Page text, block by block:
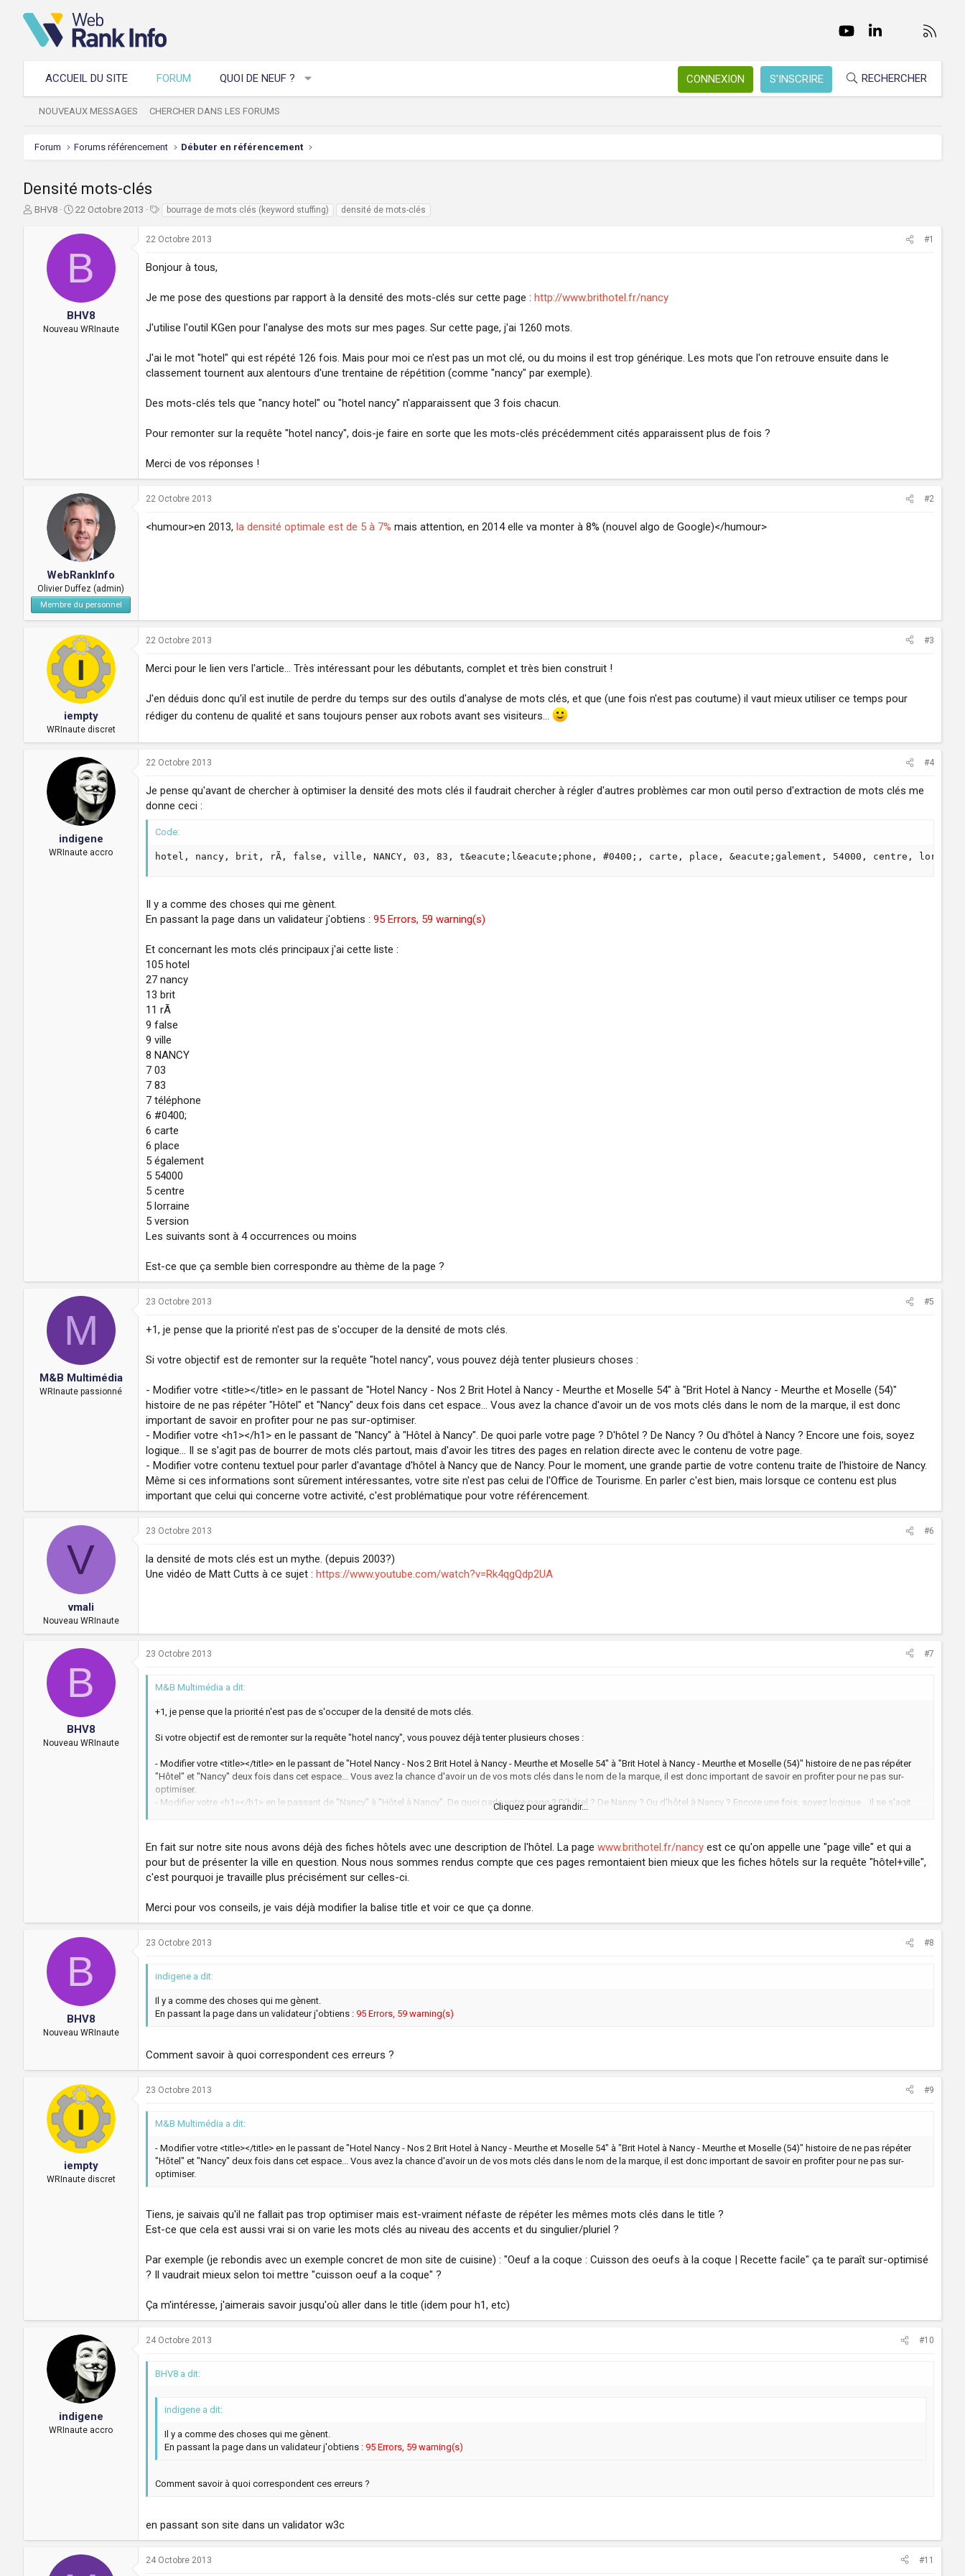
FacebookTwitter youtubeLinkedInNous
ACCUEIL DU SITE FORUM QUOI DE NEUF ? CONNEXION S'INSCRIRE RECHERCHER
NOUVEAUX MESSAGES CHERCHER DANS LES FORUMS
Forum Forums référencement Débuter en référencement
Densité mots-clés
A
BHV8
D
t
d
é
b
u
22 Octobre 2013
g
bourrage de mots clés (keyword stuffing) densité de mots-clés
B
BHV8
Nouveau WRInaute
22 Octobre 2013 #1
Bonjour à tous,
Je me pose des questions par rapport à la densité des mots-clés sur cette page : http://www.brithotel.fr/nancy
J'utilise l'outil KGen pour l'analyse des mots sur mes pages. Sur cette page, j'ai 1260 mots.
J'ai le mot "hotel" qui est répété 126 fois. Mais pour moi ce n'est pas un mot clé, ou du moins il est trop générique. Les mots que l'on retrouve ensuite dans le
classement tournent aux alentours d'une trentaine de répétition (comme "nancy" par exemple).
Des mots-clés tels que "nancy hotel" ou "hotel nancy" n'apparaissent que 3 fois chacun.
Pour remonter sur la requête "hotel nancy", dois-je faire en sorte que les mots-clés précédemment cités apparaissent plus de fois ?
Merci de vos réponses !
WebRankInfo
Olivier Duffez (admin)
Membre du personnel
22 Octobre 2013 #2
<humour>en 2013, la densité optimale est de 5 à 7% mais attention, en 2014 elle va monter à 8% (nouvel algo de Google)</humour>
iempty
WRInaute discret
22 Octobre 2013 #3
Merci pour le lien vers l'article... Très intéressant pour les débutants, complet et très bien construit !
J'en déduis donc qu'il est inutile de perdre du temps sur des outils d'analyse de mots clés, et que (une fois n'est pas coutume) il vaut mieux utiliser ce temps pour
rédiger du contenu de qualité et sans toujours penser aux robots avant ses visiteurs...
indigene
WRInaute accro
22 Octobre 2013 #4
Je pense qu'avant de chercher à optimiser la densité des mots clés il faudrait chercher à régler d'autres problèmes car mon outil perso d'extraction de mots clés me
donne ceci :
Code:
hotel, nancy, brit, rÃ, false, ville, NANCY, 03, 83, t&eacute;l&eacute;phone, #0400;, carte, place, &eacute;galement, 54000, centre,
Il y a comme des choses qui me gènent.
En passant la page dans un validateur j'obtiens : 95 Errors, 59 warning(s)
Et concernant les mots clés principaux j'ai cette liste :
105 hotel
27 nancy
13 brit
11 rÃ
9 false
9 ville
8 NANCY
7 03
7 83
7 téléphone
6 #0400;
6 carte
6 place
5 également
5 54000
5 centre
5 lorraine
5 version
Les suivants sont à 4 occurrences ou moins
Est-ce que ça semble bien correspondre au thème de la page ?
M
M&B Multimédia
WRInaute passionné
23 Octobre 2013 #5
+1, je pense que la priorité n'est pas de s'occuper de la densité de mots clés.
Si votre objectif est de remonter sur la requête "hotel nancy", vous pouvez déjà tenter plusieurs choses :
- Modifier votre <title></title> en le passant de "Hotel Nancy - Nos 2 Brit Hotel à Nancy - Meurthe et Moselle 54" à "Brit Hotel à Nancy - Meurthe et Moselle (54)"
histoire de ne pas répéter "Hôtel" et "Nancy" deux fois dans cet espace... Vous avez la chance d'avoir un de vos mots clés dans le nom de la marque, il est donc
important de savoir en profiter pour ne pas sur-optimiser.
- Modifier votre <h1></h1> en le passant de "Nancy" à "Hôtel à Nancy". De quoi parle votre page ? D'hôtel ? De Nancy ? Ou d'hôtel à Nancy ? Encore une fois, soyez
logique... Il se s'agit pas de bourrer de mots clés partout, mais d'avoir les titres des pages en relation directe avec le contenu de votre page.
- Modifier votre contenu textuel pour parler d'avantage d'hôtel à Nancy que de Nancy. Pour le moment, une grande partie de votre contenu traite de l'histoire de Nancy.
Même si ces informations sont sûrement intéressantes, votre site n'est pas celui de l'Office de Tourisme. En parler c'est bien, mais lorsque ce contenu est plus
important que celui qui concerne votre activité, c'est problématique pour votre référencement.
V
vmali
Nouveau WRInaute
23 Octobre 2013 #6
la densité de mots clés est un mythe. (depuis 2003?)
Une vidéo de Matt Cutts à ce sujet : https://www.youtube.com/watch?v=Rk4qgQdp2UA
B
BHV8
Nouveau WRInaute
23 Octobre 2013 #7
M&B Multimédia a dit:
+1, je pense que la priorité n'est pas de s'occuper de la densité de mots clés.
Si votre objectif est de remonter sur la requête "hotel nancy", vous pouvez déjà tenter plusieurs choses :
- Modifier votre <title></title> en le passant de "Hotel Nancy - Nos 2 Brit Hotel à Nancy - Meurthe et Moselle 54" à "Brit Hotel à Nancy - Meurthe et Moselle (54)" histoire de ne pas répéter
"Hôtel" et "Nancy" deux fois dans cet espace... Vous avez la chance d'avoir un de vos mots clés dans le nom de la marque, il est donc important de savoir en profiter pour ne pas sur-
optimiser.
- Modifier votre <h1></h1> en le passant de "Nancy" à "Hôtel à Nancy". De quoi parle votre page ? D'hôtel ? De Nancy ? Ou d'hôtel à Nancy ? Encore une fois, soyez logique... Il se s'agit
pas de bourrer de mots clés partout, mais d'avoir les titres des pages en relation directe avec le contenu de votre page.
informations sont sûrement intéressantes, votre site n'est pas celui de l'Office de Tourisme. En parler c'est bien, mais lorsque ce contenu est plus important que celui qui concerne votre
activité, c'est problématique pour votre référencement.
Cliquez pour agrandir...
En fait sur notre site nous avons déjà des fiches hôtels avec une description de l'hôtel. La page www.brithotel.fr/nancy est ce qu'on appelle une "page ville" et qui a
pour but de présenter la ville en question. Nous nous sommes rendus compte que ces pages remontaient bien mieux que les fiches hôtels sur la requête "hôtel+ville",
c'est pourquoi je travaille plus précisément sur celles-ci.
Merci pour vos conseils, je vais déjà modifier la balise title et voir ce que ça donne.
B
BHV8
Nouveau WRInaute
23 Octobre 2013 #8
indigene a dit:
Il y a comme des choses qui me gènent.
En passant la page dans un validateur j'obtiens : 95 Errors, 59 warning(s)
Comment savoir à quoi correspondent ces erreurs ?
iempty
WRInaute discret
23 Octobre 2013 #9
M&B Multimédia a dit:
- Modifier votre <title></title> en le passant de "Hotel Nancy - Nos 2 Brit Hotel à Nancy - Meurthe et Moselle 54" à "Brit Hotel à Nancy - Meurthe et Moselle (54)" histoire de ne pas répéter
"Hôtel" et "Nancy" deux fois dans cet espace... Vous avez la chance d'avoir un de vos mots clés dans le nom de la marque, il est donc important de savoir en profiter pour ne pas sur-
optimiser.
Tiens, je saivais qu'il ne fallait pas trop optimiser mais est-vraiment néfaste de répéter les mêmes mots clés dans le title ?
Est-ce que cela est aussi vrai si on varie les mots clés au niveau des accents et du singulier/pluriel ?
Par exemple (je rebondis avec un exemple concret de mon site de cuisine) : "Oeuf a la coque : Cuisson des oeufs à la coque | Recette facile" ça te paraît sur-optimisé
? Il vaudrait mieux selon toi mettre "cuisson oeuf a la coque" ?
Ça m'intéresse, j'aimerais savoir jusqu'où aller dans le title (idem pour h1, etc)
indigene
WRInaute accro
24 Octobre 2013 #10
BHV8 a dit:
indigene a dit:
Il y a comme des choses qui me gènent.
En passant la page dans un validateur j'obtiens : 95 Errors, 59 warning(s)
Comment savoir à quoi correspondent ces erreurs ?
en passant son site dans un validator w3c
24 Octobre 2013 #11